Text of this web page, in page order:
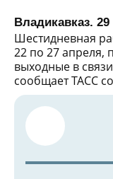
Владикавказ.
Шестидневная
22 по 27 апреля,
выходные в
сообщает ТАСС